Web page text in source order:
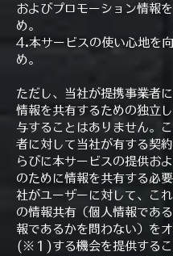
およびプロモーション情報
め。
4.本サービスの使い心地を
め。
ただし、当社が提携事業者
情報を共有するための独立
与することはありません。
者に対して当社が有する契
らびに本サービスの提供お
のために情報を共有する必
社がユーザーに対して、こ
の情報共有（個人情報であ
報であるかを問わない）を
(※１)する機会を提供する